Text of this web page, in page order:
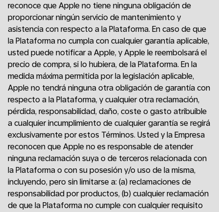
reconoce que Apple no tiene ninguna obligación de
proporcionar ningún servicio de mantenimiento y
asistencia con respecto a la Plataforma. En caso de que
la Plataforma no cumpla con cualquier garantía aplicable,
usted puede notificar a Apple, y Apple le reembolsará el
precio de compra, si lo hubiera, de la Plataforma. En la
medida máxima permitida por la legislación aplicable,
Apple no tendrá ninguna otra obligación de garantía con
respecto a la Plataforma, y cualquier otra reclamación,
pérdida, responsabilidad, daño, coste o gasto atribuible
a cualquier incumplimiento de cualquier garantía se regirá
exclusivamente por estos Términos. Usted y la Empresa
reconocen que Apple no es responsable de atender
ninguna reclamación suya o de terceros relacionada con
la Plataforma o con su posesión y/o uso de la misma,
incluyendo, pero sin limitarse a: (a) reclamaciones de
responsabilidad por productos, (b) cualquier reclamación
de que la Plataforma no cumple con cualquier requisito